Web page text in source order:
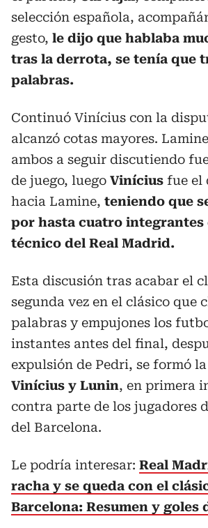
selección española,
gesto, le dijo que hablaba
tras la derrota, se tenía que
palabras.
Continuó Vinícius con la
alcanzó cotas mayores.
ambos a seguir discutiendo
de juego, luego Vinícius fue el
hacia Lamine, teniendo que
por hasta cuatro integrantes
técnico del Real Madrid.
Esta discusión tras acabar el
segunda vez en el clásico que
palabras y empujones los
instantes antes del final,
expulsión de Pedri, se formó
Vinícius y Lunin, en primera
contra parte de los jugadores
del Barcelona.
Le podría interesar: Real
racha y se queda con el
Barcelona: Resumen y goles